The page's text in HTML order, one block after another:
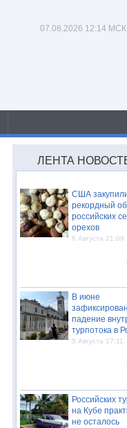
07.08.2026 12:14 МСК
ЛЕНТА
США
рекордный
российских
орехов
6 Августа 21:09
В июне
падение
турпотока в
5 Августа 17:11
Российских
на Кубе
не осталось